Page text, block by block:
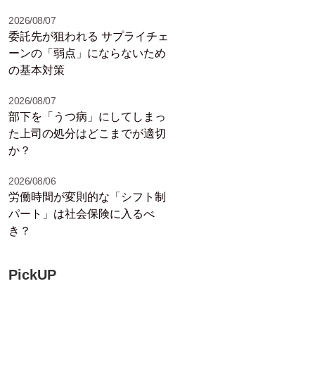
2026/08/07
委託先が狙われる サプライチェ
ーンの「弱点」にならないため
の基本対策
2026/08/07
部下を「うつ病」にしてしまっ
た上司の処分はどこまでが適切
か？
2026/08/06
労働時間が変則的な「シフト制
パート」は社会保険に入るべ
き？
PickUP